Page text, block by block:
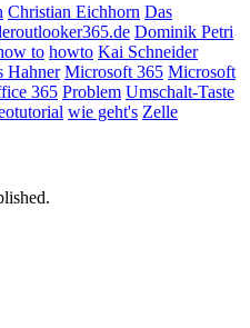
Christian Eichhorn Das
Dominik Petri
to howto Kai Schneider
Hahner Microsoft 365 Microsoft
365 Problem Umschalt-Taste
wie geht's Zelle